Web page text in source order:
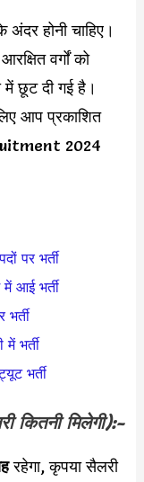
अंदर होनी चाहिए।
वर्गों को
छूट दी गई है।
आप प्रकाशित
2024
पर भर्ती
आई भर्ती
भर्ती
भर्ती
कितनी मिलेगी):-
रहेगा, कृपया सैलरी